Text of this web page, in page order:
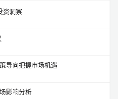
资洞察
导向把握市场机遇
影响分析